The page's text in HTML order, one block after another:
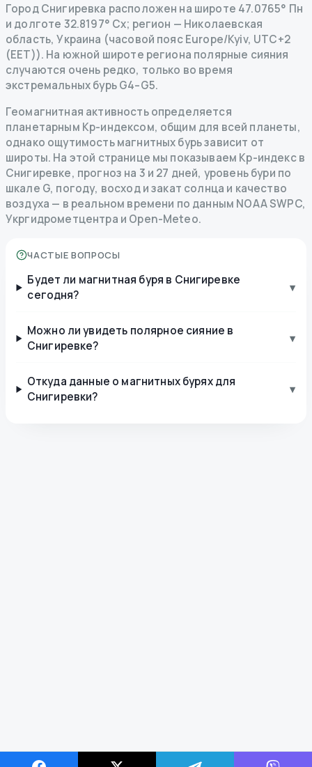
Город Снигиревка расположен на широте 47.0765° Пн
и долготе 32.8197° Сх; регион — Николаевская
область, Украина (часовой пояс Europe/Kyiv, UTC+2
(EET)). На южной широте региона полярные сияния
случаются очень редко, только во время
экстремальных бурь G4–G5.
Геомагнитная активность определяется
планетарным Kp-индексом, общим для всей планеты,
однако ощутимость магнитных бурь зависит от
широты. На этой странице мы показываем Kp-индекс в
Снигиревке, прогноз на 3 и 27 дней, уровень бури по
шкале G, погоду, восход и закат солнца и качество
воздуха — в реальном времени по данным NOAA SWPC,
Укргидрометцентра и Open-Meteo.
ЧАСТЫЕ ВОПРОСЫ
Будет ли магнитная буря в Снигиревке
сегодня?
▾
Можно ли увидеть полярное сияние в
Снигиревке?
▾
Откуда данные о магнитных бурях для
Снигиревки?
▾